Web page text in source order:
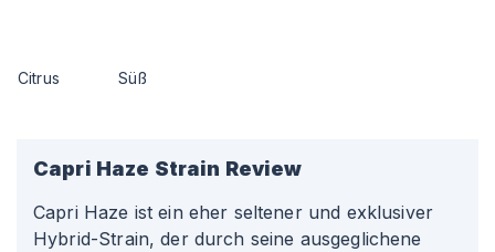
Citrus Süß
Capri Haze Strain Review
Capri Haze ist ein eher seltener und exklusiver
Hybrid-Strain, der durch seine ausgeglichene